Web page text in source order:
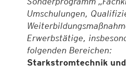
Umschulungen,
Erwerbstätige,
folgenden Bereichen:
Starkstromtechnik